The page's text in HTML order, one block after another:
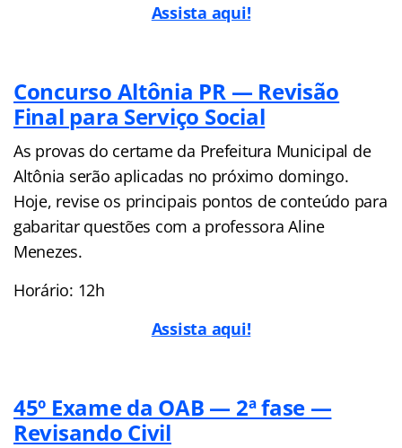
Assista aqui!
Concurso Altônia PR — Revisão
Final para Serviço Social
As provas do certame da Prefeitura Municipal de
Altônia serão aplicadas no próximo domingo.
Hoje, revise os principais pontos de conteúdo para
gabaritar questões com a professora Aline
Menezes.
Horário: 12h
Assista aqui!
45º Exame da OAB — 2ª fase —
Revisando Civil